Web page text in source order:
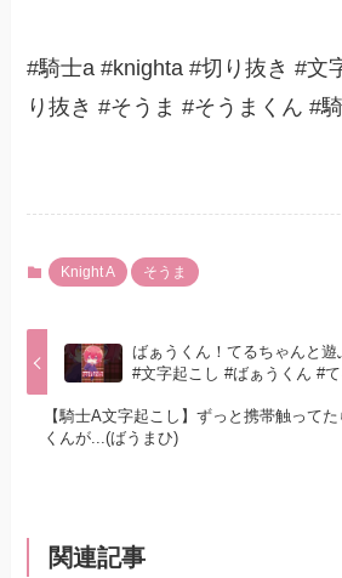
#騎士a #knighta #切り抜き #文
り抜き #そうま #そうまくん #
Knight A そうま
ばぁうくん！てるちゃんと遊
#文字起こし #ばぁうくん #
【騎士A文字起こし】ずっと携帯触ってた
くんが...(ばうまひ)
関連記事